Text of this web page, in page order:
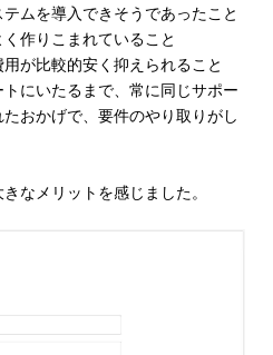
ムを導入できそうであったこと
作りこまれていること
が比較的安く抑えられること
トにいたるまで、常に同じサポー
おかげで、要件のやり取りがし
なメリットを感じました。